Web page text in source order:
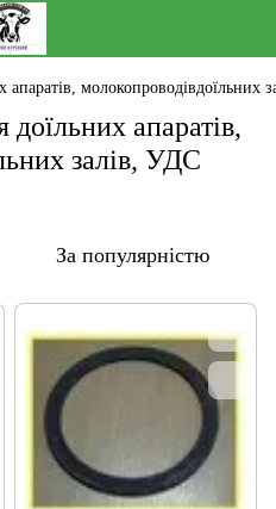
апаратів, молокопроводівдоїльних
доїльних апаратів,
залів, УДС
За популярністю